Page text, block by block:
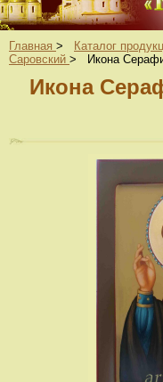
Главная > Каталог
Саровский > Икона
Икона